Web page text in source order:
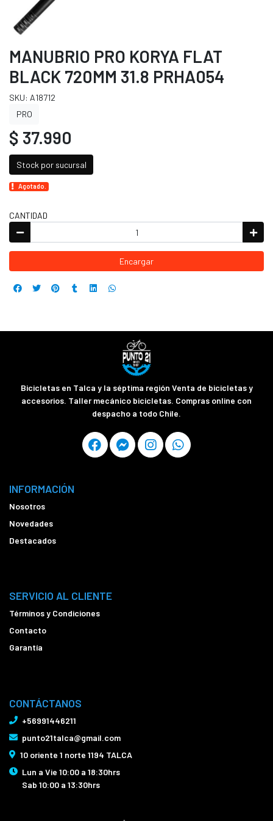
MANUBRIO PRO KORYA FLAT
BLACK 720MM 31.8 PRHA054
SKU: A18712
PRO
$ 37.990
Stock por sucursal
Agotado.
CANTIDAD
Encargar
Bicicletas en Talca y la séptima región Venta de bicicletas y
accesorios. Taller mecánico bicicletas. Compras online con
despacho a todo Chile.
INFORMACIÓN
Nosotros
Novedades
Destacados
SERVICIO AL CLIENTE
Términos y Condiciones
Contacto
Garantía
CONTÁCTANOS
+56991446211
punto21talca@gmail.com
10 oriente 1 norte 1194 TALCA
Lun a Vie 10:00 a 18:30hrs
Sab 10:00 a 13:30hrs